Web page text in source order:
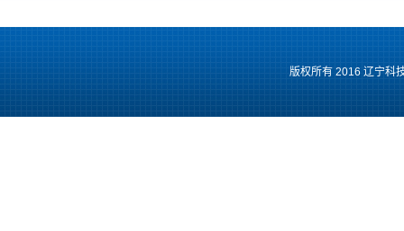
版权所有 2016 辽宁